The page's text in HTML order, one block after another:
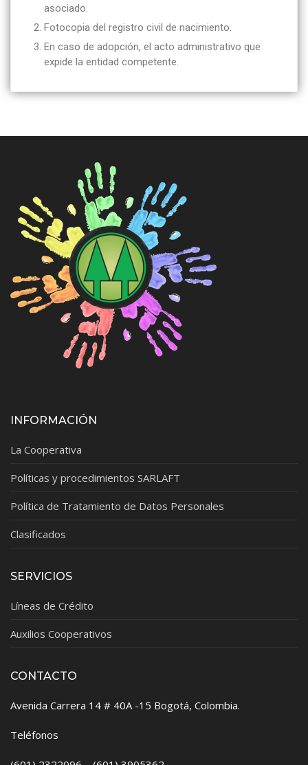
asociado.
Fotocopia del registro civil de nacimiento.
En caso de adopción, el acto administrativo que
expide la entidad competente.
INFORMACIÓN
La Cooperativa
Políticas y procedimientos SARLAFT
Política de Tratamiento de Datos Personales
Clasificados
SERVICIOS
Líneas de Crédito
Auxilios Cooperativos
CONTACTO
Avenida Carrera 14 # 40A -15 Bogotá, Colombia.
Teléfonos